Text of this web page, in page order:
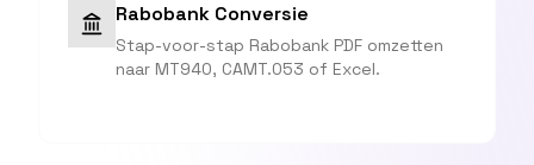
Rabobank Conversie
Stap-voor-stap Rabobank PDF omzetten
naar MT940, CAMT.053 of Excel.